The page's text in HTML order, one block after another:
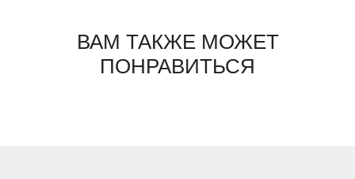
ВАМ ТАКЖЕ МОЖЕТ
ПОНРАВИТЬСЯ